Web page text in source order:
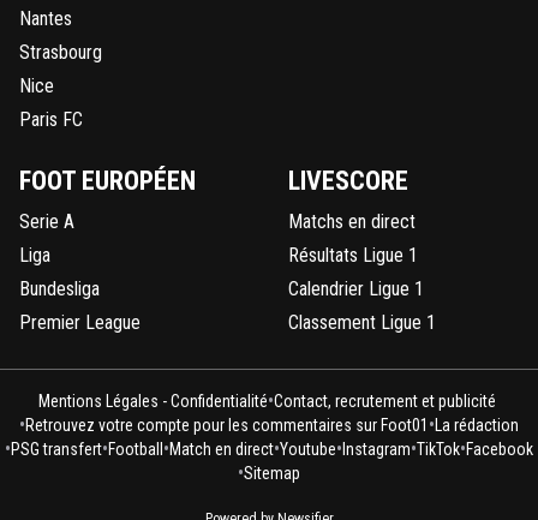
Nantes
Strasbourg
Nice
Paris FC
FOOT EUROPÉEN
Serie A
Liga
Bundesliga
Premier League
LIVESCORE
Matchs en direct
Résultats Ligue 1
Calendrier Ligue 1
Classement Ligue 1
Mentions Légales - Confidentialité•Contact, recrutement et publicité
•Retrouvez votre compte pour les commentaires sur Foot01 • La rédaction
•PSG transfert•Football •Match en direct•Youtube• Instagram•TikTok•Facebook
•Sitemap